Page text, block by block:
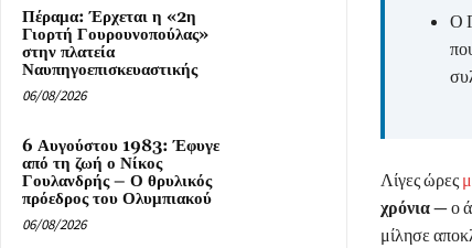
Πέραμα: Έρχεται η «2η
Γιορτή Γουρουνοπούλας»
στην πλατεία
Ναυπηγοεπισκευαστικής
06/08/2026
6 Αυγούστου 1983: Έφυγε
από τη ζωή ο Νίκος
Γουλανδρής – Ο θρυλικός
πρόεδρος του Ολυμπιακού
06/08/2026
Ο
Λίγες ώρες
χρόνια— ο
μίλησε